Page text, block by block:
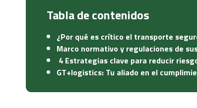
Tabla de contenidos
¿Por qué es crítico el transporte
Marco normativo y regulaciones de
4 Estrategias clave para reducir
GT+logistics: Tu aliado en el